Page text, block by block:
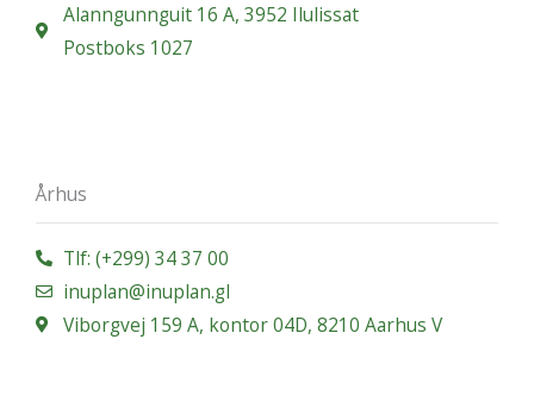
Alanngunnguit 16 A, 3952 Ilulissat
Postboks 1027
Århus
Tlf: (+299) 34 37 00
inuplan@inuplan.gl
Viborgvej 159 A, kontor 04D, 8210 Aarhus V